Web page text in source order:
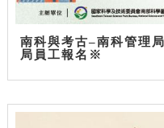
南科與考古–南科管理
局員工報名※